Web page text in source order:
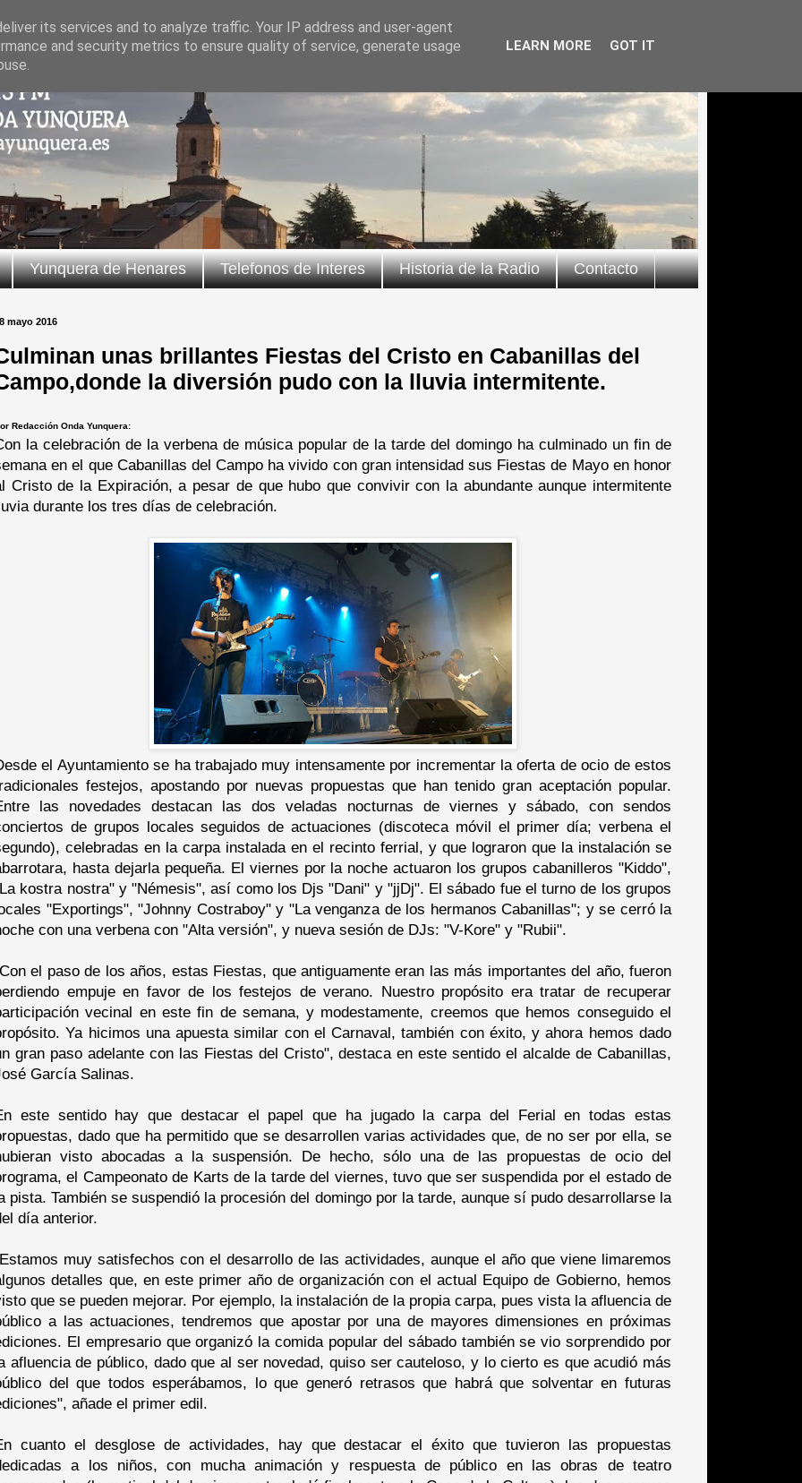
Yunquera de Henares Telefonos de Interes Historia de la Radio Contacto
mayo 2016
unas brillantes Fiestas del Cristo en Cabanillas del
la diversión pudo con la lluvia intermitente.
Redacción Onda Yunquera:
la celebración de la verbena de música popular de la tarde del domingo ha culminado un fin de
en el que Cabanillas del Campo ha vivido con gran intensidad sus Fiestas de Mayo en honor
Cristo de la Expiración, a pesar de que hubo que convivir con la abundante aunque intermitente
durante los tres días de celebración.
el Ayuntamiento se ha trabajado muy intensamente por incrementar la oferta de ocio de estos
festejos, apostando por nuevas propuestas que han tenido gran aceptación popular.
las novedades destacan las dos veladas nocturnas de viernes y sábado, con sendos
de grupos locales seguidos de actuaciones (discoteca móvil el primer día; verbena el
celebradas en la carpa instalada en el recinto ferrial, y que lograron que la instalación se
hasta dejarla pequeña. El viernes por la noche actuaron los grupos cabanilleros "Kiddo",
kostra nostra" y "Némesis", así como los Djs "Dani" y "jjDj". El sábado fue el turno de los grupos
"Exportings", "Johnny Costraboy" y "La venganza de los hermanos Cabanillas"; y se cerró la
con una verbena con "Alta versión", y nueva sesión de DJs: "V-Kore" y "Rubii".
el paso de los años, estas Fiestas, que antiguamente eran las más importantes del año, fueron
empuje en favor de los festejos de verano. Nuestro propósito era tratar de recuperar
vecinal en este fin de semana, y modestamente, creemos que hemos conseguido el
Ya hicimos una apuesta similar con el Carnaval, también con éxito, y ahora hemos dado
gran paso adelante con las Fiestas del Cristo", destaca en este sentido el alcalde de Cabanillas,
García Salinas.
este sentido hay que destacar el papel que ha jugado la carpa del Ferial en todas estas
dado que ha permitido que se desarrollen varias actividades que, de no ser por ella, se
visto abocadas a la suspensión. De hecho, sólo una de las propuestas de ocio del
el Campeonato de Karts de la tarde del viernes, tuvo que ser suspendida por el estado de
pista. También se suspendió la procesión del domingo por la tarde, aunque sí pudo desarrollarse la
día anterior.
muy satisfechos con el desarrollo de las actividades, aunque el año que viene limaremos
detalles que, en este primer año de organización con el actual Equipo de Gobierno, hemos
que se pueden mejorar. Por ejemplo, la instalación de la propia carpa, pues vista la afluencia de
a las actuaciones, tendremos que apostar por una de mayores dimensiones en próximas
El empresario que organizó la comida popular del sábado también se vio sorprendido por
afluencia de público, dado que al ser novedad, quiso ser cauteloso, y lo cierto es que acudió más
del que todos esperábamos, lo que generó retrasos que habrá que solventar en futuras
añade el primer edil.
cuanto el desglose de actividades, hay que destacar el éxito que tuvieron las propuestas
a los niños, con mucha animación y respuesta de público en las obras de teatro
its services and to analyze traffic. Your IP address and user-agent
and security metrics to ensure quality of service, generate usage
LEARN MORE GOT IT